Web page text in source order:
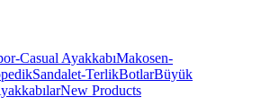
Casual AyakkabıMakosen-
Sandalet-TerlikBotlarBüyük
New Products